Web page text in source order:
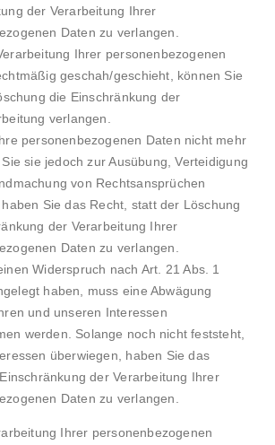
der Verarbeitung Ihrer
Daten zu verlangen.
Ihrer personenbezogenen
geschah/geschieht, können Sie
die Einschränkung der
verlangen.
personenbezogenen Daten nicht mehr
sie jedoch zur Ausübung, Verteidigung
von Rechtsansprüchen
Sie das Recht, statt der Löschung
der Verarbeitung Ihrer
Daten zu verlangen.
Widerspruch nach Art. 21 Abs. 1
haben, muss eine Abwägung
und unseren Interessen
werden. Solange noch nicht feststeht,
überwiegen, haben Sie das
der Verarbeitung Ihrer
Daten zu verlangen.
Ihrer personenbezogenen